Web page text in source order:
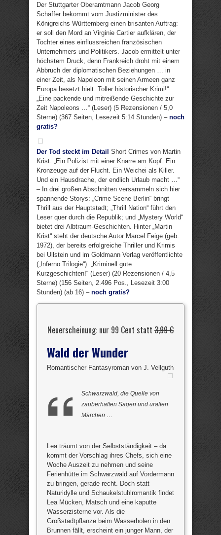
Der Stuttgarter Oberamtmann Jacob Georg
Schäffer bekommt vom Justizminister des
Königreichs Württemberg einen brisanten Auftrag:
er soll den Mord an Virginie Cartier aufklären, der
Tochter eines einflussreichen französischen
Unternehmers und Politikers. Jacob ermittelt unter
höchstem Druck, denn Frankreich droht mit einem
Abbruch der diplomatischen Beziehungen … in
einer Zeit, als Napoleon mit seinen Armeen ganz
Europa besetzt hielt. Toller historischer Krimi!“
„Eine packende und mitreißende Geschichte zur
Zeit Napoleons …“ (Leser) (5 Rezensionen / 5,0
Sterne) (367 Seiten, Lesezeit 5:14 Stunden) – noch
gratis?
Der Tod steckt im Detail Short Crimes von Martin
Krist: „Ein Polizist mit einer Knarre am Kopf. Ein
Kronzeuge auf der Flucht. Ein Weichei als Killer.
Und ein Hausdrache, der endlich Urlaub macht …“
– In drei großen Abschnitten versammeln sich hier
spannende Storys: „Crime Scene Berlin“ bringt
Thrill aus der Hauptstadt; „Thrill Nation“ führt den
Leser quer durch die Republik; und „Mystery World“
bietet drei Albtraum-Geschichten. Hinter „Martin
Krist“ steht der deutsche Autor Marcel Feige (geb.
1972), der bereits erfolgreiche Thriller und Krimis
bei Ullstein und im Goldmann Verlag veröffentlichte
(„Inferno Trilogie“). „Kriminell gute
Kurzgeschichten!“ (Leser) (20 Rezensionen / 4,5
Sterne) (156 Seiten, 2.496 Pos., Lesezeit 3:00
Stunden) (ab 16) – noch gratis?
Neuerscheinung: nur 99 Cent statt 3,99 €
Wald der Wunder
Romantischer Fantasyroman von J. Vellguth
Schwarzwald, die Quelle von
zauberhaften Sagen und uralten
Märchen …
Lea träumt von der Selbstständigkeit – da
kommt der Vorschlag ihres Chefs, sich eine
Woche Auszeit zu nehmen und seine
Ferienhütte im Schwarzwald auf Vordermann
zu bringen, gerade recht. Doch statt
Naturidylle und Schaukelstuhlromantik findet
Lea Mücken, Matsch und eine kaputte
Wasserzisterne vor. Als die
Großstadtpflanze beim Wasserholen in den
Brunnen fällt, erscheint ein junger Mann, der